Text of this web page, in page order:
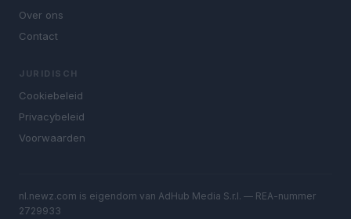
Over ons
Contact
JURIDISCH
Cookiebeleid
Privacybeleid
Voorwaarden
nl.newz.com is eigendom van AdHub Media S.r.l. — REA-nummer
2729933